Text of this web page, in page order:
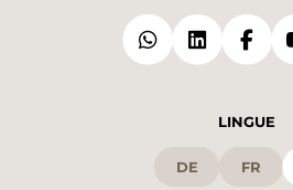
LINGUE
DE FR